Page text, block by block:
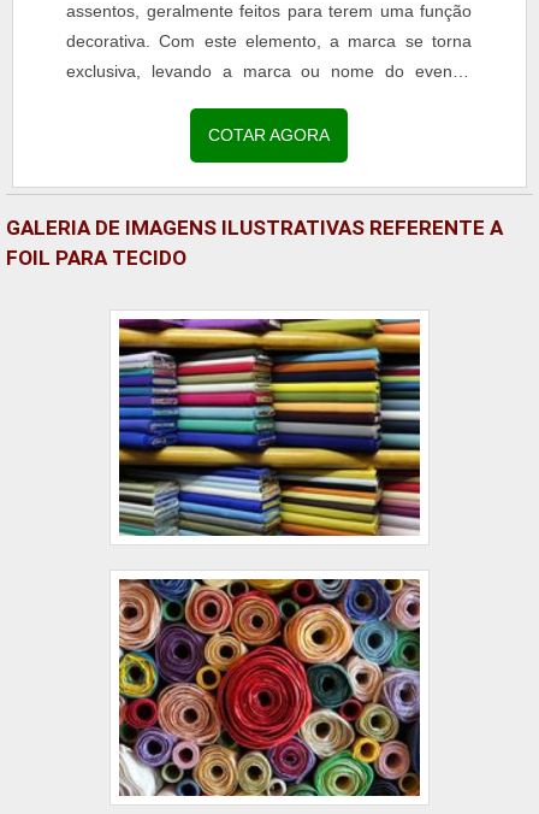
assentos, geralmente feitos para terem uma função
decorativa. Com este elemento, a marca se torna
exclusiva, levando a marca ou nome do evento.
COTAR AGORA
GALERIA DE IMAGENS ILUSTRATIVAS REFERENTE A
FOIL PARA TECIDO